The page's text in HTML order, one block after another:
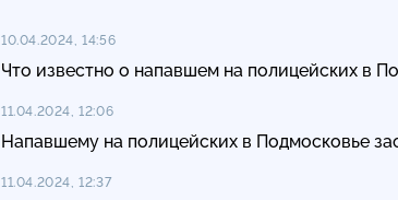
10.04.2024, 14:56
Что известно о напавшем на полицейских в
11.04.2024, 12:06
Напавшему на полицейских в Подмосковье
11.04.2024, 12:37